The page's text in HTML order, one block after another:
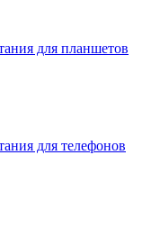
для планшетов
для телефонов